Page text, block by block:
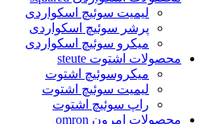
لیمیت سوئیچ اسکواردی
پرشر سوئیچ اسکواردی
میکرو سوئیچ اسکواردی
محصولات اشتوت steute
میکروسوئیچ اشتوت
لیمیت سوئیچ اشتوت
راپ سوئیچ اشتوت
محصولات امرون omron